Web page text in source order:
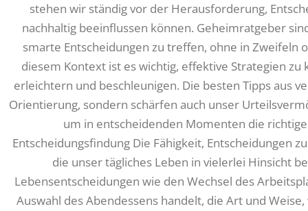
stehen wir ständig vor der Herausforderung,
nachhaltig beeinflussen können. Geheimratgeber
smarte Entscheidungen zu treffen, ohne in Zweifeln
diesem Kontext ist es wichtig, effektive Strategien zu
erleichtern und beschleunigen. Die besten Tipps aus
Orientierung, sondern schärfen auch unser
um in entscheidenden Momenten die
Entscheidungsfindung Die Fähigkeit, Entscheidungen
die unser tägliches Leben in vielerlei Hinsicht
Lebensentscheidungen wie den Wechsel des
Auswahl des Abendessens handelt, die Art und